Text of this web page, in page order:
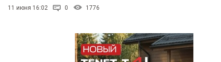
11 июня 16:02 0 1776